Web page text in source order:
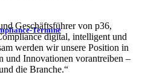
Termine
Geschäftsführer von p36,
digital, intelligent und
werden wir unsere Position in
und Innovationen vorantreiben –
die Branche.“